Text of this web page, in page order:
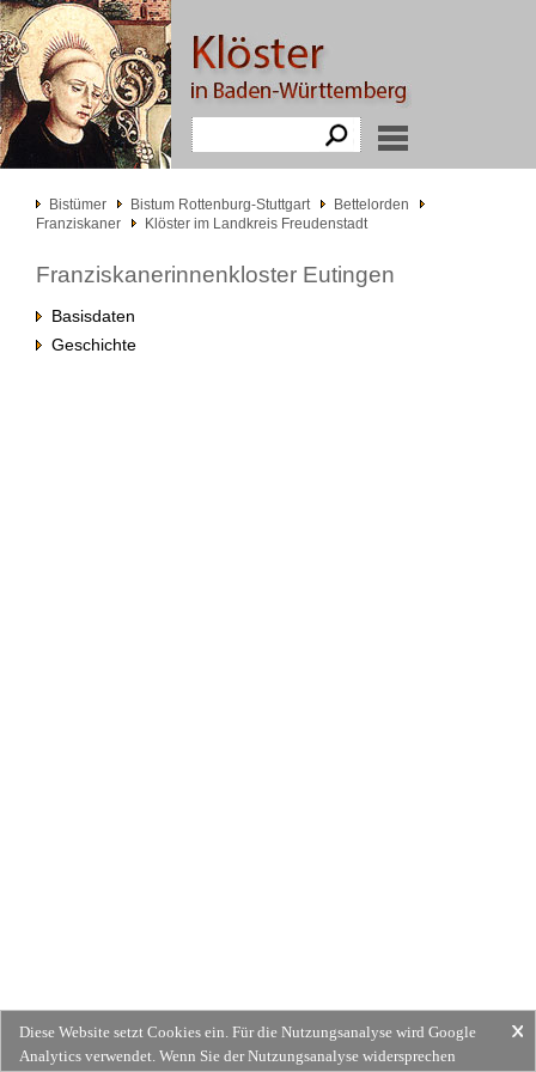
Bistümer Bistum Rottenburg-Stuttgart
Bettelorden
Franziskaner
Klöster im Landkreis Freudenstadt
Franziskanerinnenkloster Eutingen
Basisdaten
Geschichte
Diese Website setzt Cookies ein. Für die Nutzungsanalyse wird Google
Analytics verwendet. Wenn Sie der Nutzungsanalyse widersprechen